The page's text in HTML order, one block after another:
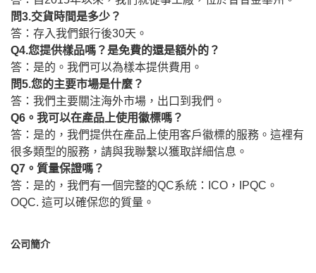
問3.交貨時間是多少？
答：存入我們銀行後30天。
Q4.您提供樣品嗎？是免費的還是額外的？
答：是的。我們可以為樣本提供費用。
問5.您的主要市場是什麼？
答：我們主要關注海外市場，出口到我們。
Q6。我可以在產品上使用徽標嗎？
答：是的，我們提供在產品上使用客戶徽標的服務。這裡有
很多類型的服務，請與我聯繫以獲取詳細信息。
Q7。質量保證嗎？
答：是的，我們有一個完整的QC系統：ICO，IPQC。
OQC. 這可以確保您的質量。
公司簡介